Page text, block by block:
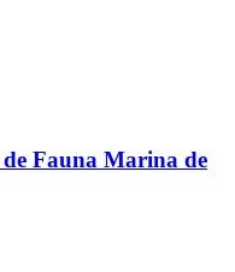
Fauna Marina de